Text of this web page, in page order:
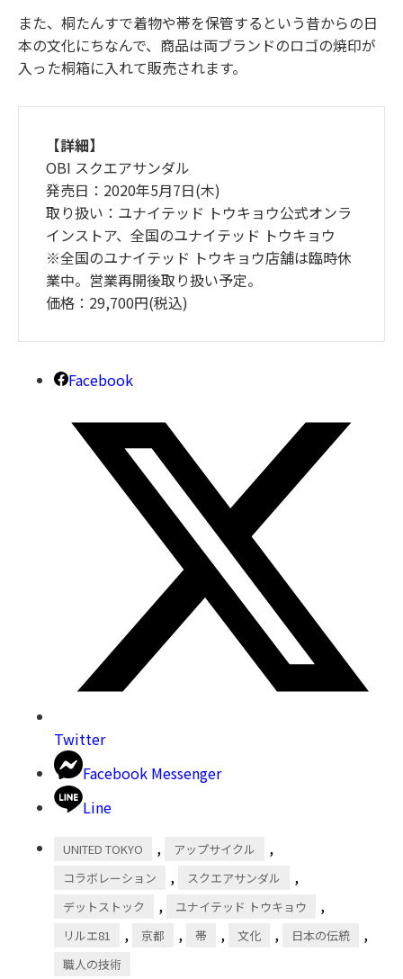
また、桐たんすで着物や帯を保管するという昔からの日
本の文化にちなんで、商品は両ブランドのロゴの焼印が
入った桐箱に入れて販売されます。
【詳細】
OBI スクエアサンダル
発売日：2020年5月7日(木)
取り扱い：ユナイテッド トウキョウ公式オンラ
インストア、全国のユナイテッド トウキョウ
※全国のユナイテッド トウキョウ店舗は臨時休
業中。営業再開後取り扱い予定。
価格：29,700円(税込)
Facebook
Twitter
Facebook Messenger
Line
UNITED TOKYO , アップサイクル ,
コラボレーション , スクエアサンダル ,
デットストック , ユナイテッド トウキョウ ,
リルエ81 , 京都 , 帯 , 文化 , 日本の伝統 ,
職人の技術